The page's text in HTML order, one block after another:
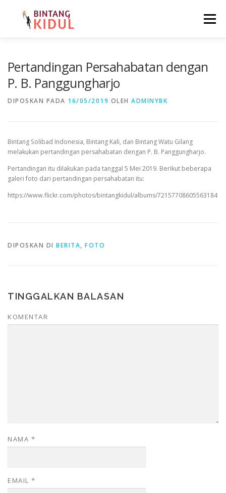
Menu
Pertandingan Persahabatan dengan
P. B. Panggungharjo
DIPOSKAN PADA 16/05/2019 OLEH ADMINYBK
Bintang Solibad Indonesia, Bintang Kali, dan Bintang Watu Gilang
melakukan pertandingan persahabatan dengan P. B. Panggungharjo.
Pertandingan itu dilakukan pada tanggal 5 Mei 2019. Berikut beberapa
galeri foto dari pertandingan persahabatan itu:
https://www.flickr.com/photos/bintangkidul/albums/72157708605563184
DIPOSKAN DI BERITA, FOTO
TINGGALKAN BALASAN
KOMENTAR
NAMA *
EMAIL *